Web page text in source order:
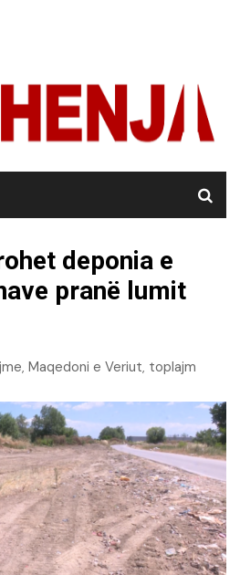
deponia e
pranë lumit
, Maqedoni e Veriut, toplajm